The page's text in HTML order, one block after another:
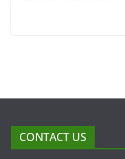
CONTACT US